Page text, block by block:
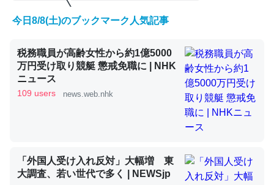
くらい。小説でいう「ずっと前の伏線」は回収されないけ
ど、短期記憶というには多い分量。進化すればするほど分
かりやすく強くなりそう
─GPTの仕組みと限界についての考察（１） - conceptualization
今日8/8(土)のブックマーク人気記事
税務職員が高齢女性から約1億5000
万円受け取り競艇 懲戒免職に | NHK
ニュース
109 users news.web.nhk
「外国人受け入れ反対」大幅増 東
大調査、若い世代で多く | NEWSjp